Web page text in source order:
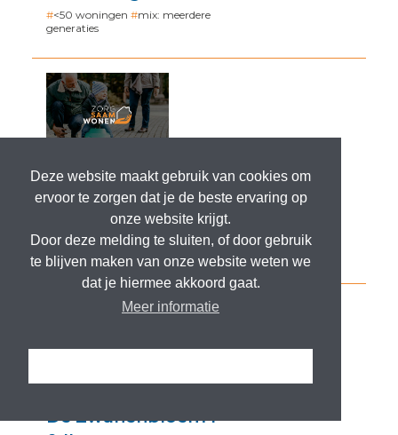
Deze website maakt gebruik van cookies om
ervoor te zorgen dat je de beste ervaring op
onze website krijgt.
Door deze melding te sluiten, of door gebruik
te blijven maken van onze website weten we
dat je hiermee akkoord gaat.
Meer informatie